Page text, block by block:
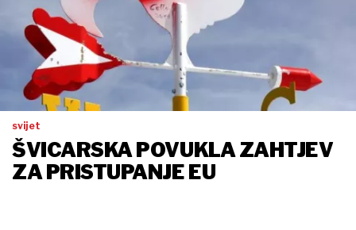
svijet
ŠVICARSKA POVUKLA ZAHTJEV
ZA PRISTUPANJE EU